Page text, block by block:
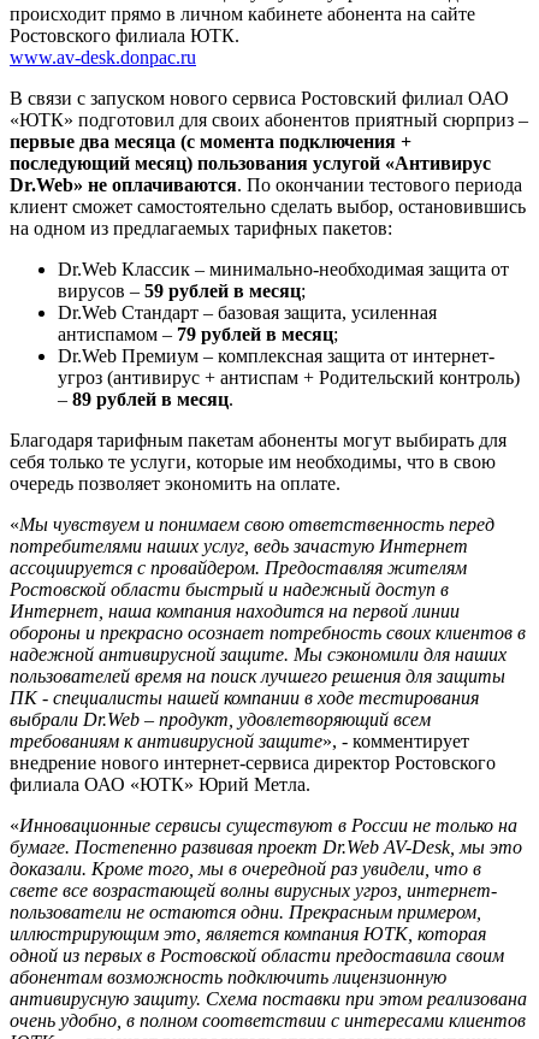
происходит прямо в личном кабинете абонента на сайте
Ростовского филиала ЮТК.
www.av-desk.donpac.ru
В связи с запуском нового сервиса Ростовский филиал ОАО
«ЮТК» подготовил для своих абонентов приятный сюрприз –
первые два месяца (с момента подключения +
последующий месяц) пользования услугой «Антивирус
Dr.Web» не оплачиваются. По окончании тестового периода
клиент сможет самостоятельно сделать выбор, остановившись
на одном из предлагаемых тарифных пакетов:
Dr.Web Классик – минимально-необходимая защита от
вирусов – 59 рублей в месяц;
Dr.Web Стандарт – базовая защита, усиленная
антиспамом – 79 рублей в месяц;
Dr.Web Премиум – комплексная защита от интернет-
угроз (антивирус + антиспам + Родительский контроль)
– 89 рублей в месяц.
Благодаря тарифным пакетам абоненты могут выбирать для
себя только те услуги, которые им необходимы, что в свою
очередь позволяет экономить на оплате.
«Мы чувствуем и понимаем свою ответственность перед
потребителями наших услуг, ведь зачастую Интернет
ассоциируется с провайдером. Предоставляя жителям
Ростовской области быстрый и надежный доступ в
Интернет, наша компания находится на первой линии
обороны и прекрасно осознает потребность своих клиентов в
надежной антивирусной защите. Мы сэкономили для наших
пользователей время на поиск лучшего решения для защиты
ПК - специалисты нашей компании в ходе тестирования
выбрали Dr.Web – продукт, удовлетворяющий всем
требованиям к антивирусной защите», - комментирует
внедрение нового интернет-сервиса директор Ростовского
филиала ОАО «ЮТК» Юрий Метла.
«Инновационные сервисы существуют в России не только на
бумаге. Постепенно развивая проект Dr.Web AV-Desk, мы это
доказали. Кроме того, мы в очередной раз увидели, что в
свете все возрастающей волны вирусных угроз, интернет-
пользователи не остаются одни. Прекрасным примером,
иллюстрирующим это, является компания ЮТК, которая
одной из первых в Ростовской области предоставила своим
абонентам возможность подключить лицензионную
антивирусную защиту. Схема поставки при этом реализована
очень удобно, в полном соответствии с интересами клиентов